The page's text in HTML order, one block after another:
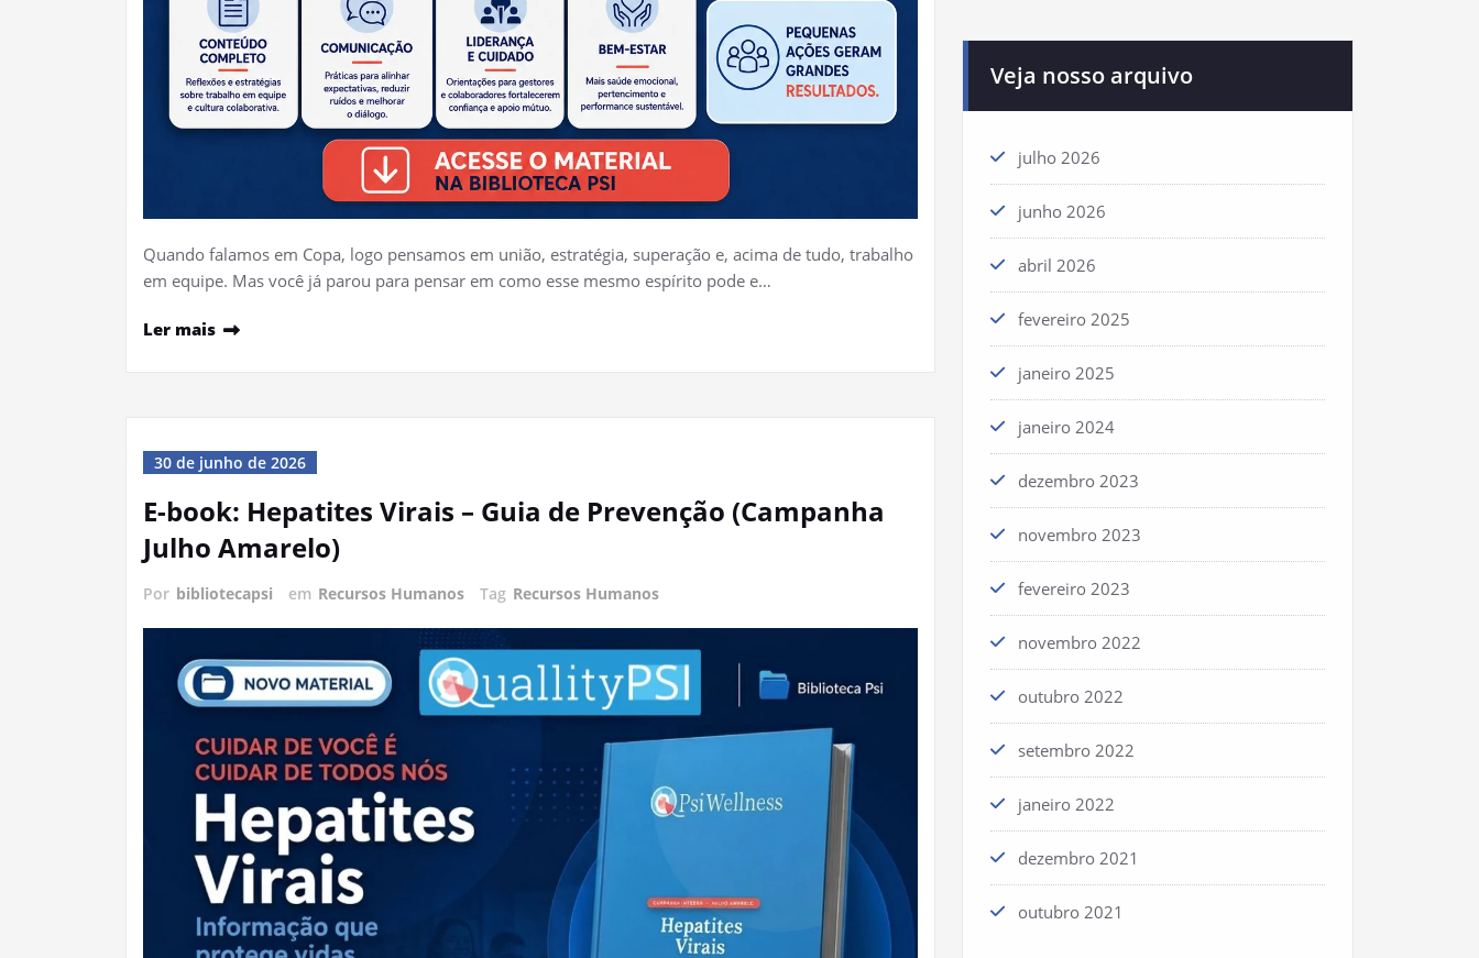
Quando falamos em Copa, logo pensamos em união, estratégia, superação e, acima de tudo, trabalho
em equipe. Mas você já parou para pensar em como esse mesmo espírito pode e…
Ler mais
30 de junho de 2026
E-book: Hepatites Virais – Guia de Prevenção (Campanha
Julho Amarelo)
Por bibliotecapsi em Recursos Humanos Tag Recursos Humanos
Veja nosso arquivo
julho 2026
junho 2026
abril 2026
fevereiro 2025
janeiro 2025
janeiro 2024
dezembro 2023
novembro 2023
fevereiro 2023
novembro 2022
outubro 2022
setembro 2022
janeiro 2022
dezembro 2021
outubro 2021